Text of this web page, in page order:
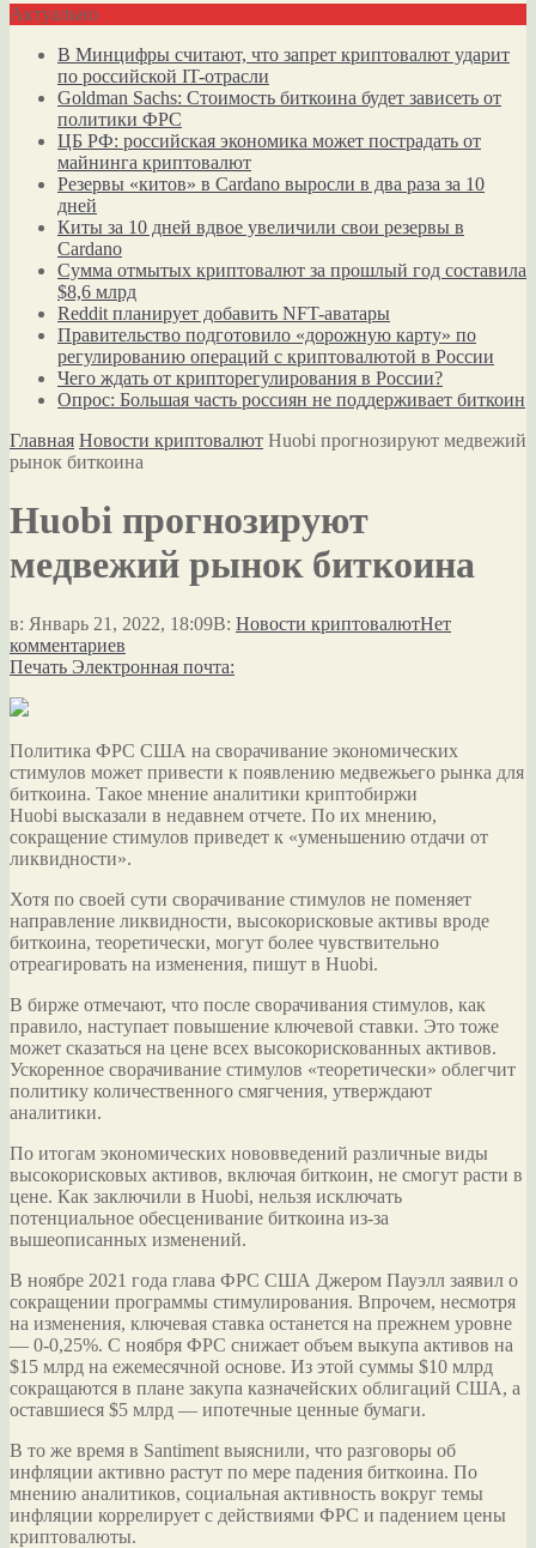
Актуально
В Минцифры считают, что запрет криптовалют ударит
по российской IT-отрасли
Goldman Sachs: Стоимость биткоина будет зависеть от
политики ФРС
ЦБ РФ: российская экономика может пострадать от
майнинга криптовалют
Резервы «китов» в Cardano выросли в два раза за 10
дней
Киты за 10 дней вдвое увеличили свои резервы в
Cardano
Сумма отмытых криптовалют за прошлый год составила
$8,6 млрд
Reddit планирует добавить NFT-аватары
Правительство подготовило «дорожную карту» по
регулированию операций с криптовалютой в России
Чего ждать от крипторегулирования в России?
Опрос: Большая часть россиян не поддерживает биткоин
Главная Новости криптовалют Huobi прогнозируют медвежий
рынок биткоина
Huobi прогнозируют
медвежий рынок биткоина
в: Январь 21, 2022, 18:09В: Новости криптовалютНет
комментариев
Печать Электронная почта:
Политика ФРС США на сворачивание экономических
стимулов может привести к появлению медвежьего рынка для
биткоина. Такое мнение аналитики криптобиржи
Huobi высказали в недавнем отчете. По их мнению,
сокращение стимулов приведет к «уменьшению отдачи от
ликвидности».
Хотя по своей сути сворачивание стимулов не поменяет
направление ликвидности, высокорисковые активы вроде
биткоина, теоретически, могут более чувствительно
отреагировать на изменения, пишут в Huobi.
В бирже отмечают, что после сворачивания стимулов, как
правило, наступает повышение ключевой ставки. Это тоже
может сказаться на цене всех высокорискованных активов.
Ускоренное сворачивание стимулов «теоретически» облегчит
политику количественного смягчения, утверждают
аналитики.
По итогам экономических нововведений различные виды
высокорисковых активов, включая биткоин, не смогут расти в
цене. Как заключили в Huobi, нельзя исключать
потенциальное обесценивание биткоина из-за
вышеописанных изменений.
В ноябре 2021 года глава ФРС США Джером Пауэлл заявил о
сокращении программы стимулирования. Впрочем, несмотря
на изменения, ключевая ставка останется на прежнем уровне
— 0-0,25%. С ноября ФРС снижает объем выкупа активов на
$15 млрд на ежемесячной основе. Из этой суммы $10 млрд
сокращаются в плане закупа казначейских облигаций США, а
оставшиеся $5 млрд — ипотечные ценные бумаги.
В то же время в Santiment выяснили, что разговоры об
инфляции активно растут по мере падения биткоина. По
мнению аналитиков, социальная активность вокруг темы
инфляции коррелирует с действиями ФРС и падением цены
криптовалюты.